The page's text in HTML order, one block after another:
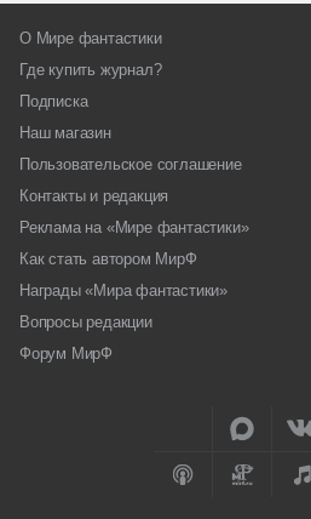
О Мире фантастики
Где купить журнал?
Подписка
Наш магазин
Пользовательское соглашение
Контакты и редакция
Реклама на «Мире фантастики»
Как стать автором МирФ
Награды «Мира фантастики»
Вопросы редакции
Форум МирФ